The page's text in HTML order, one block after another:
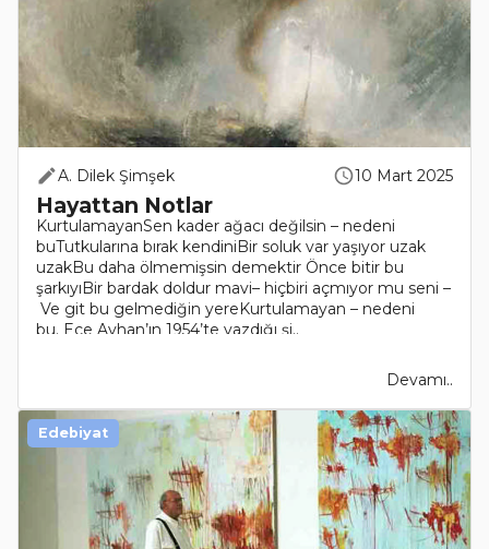
A. Dilek Şimşek 10 Mart 2025
Hayattan Notlar
KurtulamayanSen kader ağacı değilsin – nedeni
buTutkularına bırak kendiniBir soluk var yaşıyor uzak
uzakBu daha ölmemişsin demektir Önce bitir bu
şarkıyıBir bardak doldur mavi– hiçbiri açmıyor mu seni –
Ve git bu gelmediğin yereKurtulamayan – nedeni
bu. Ece Ayhan’ın 1954’te yazdığı şi..
Devamı..
Edebiyat